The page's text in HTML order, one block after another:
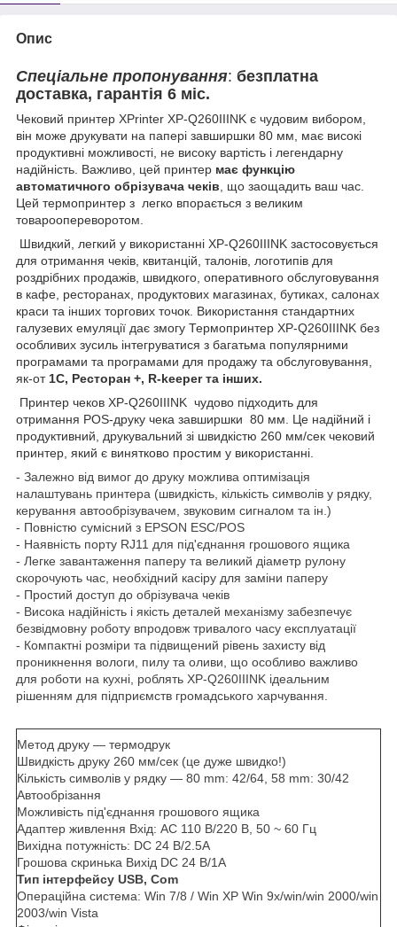
Опис
Спеціальне пропонування: безплатна
доставка, гарантія 6 міс.
Чековий принтер XPrinter XP-Q260IIINK є чудовим вибором,
він може друкувати на папері завширшки 80 мм, має високі
продуктивні можливості, не високу вартість і легендарну
надійність. Важливо, цей принтер має функцію
автоматичного обрізувача чеків , що заощадить ваш час.
Цей термопринтер з легко впорається з великим
товароопереворотом.
Швидкий, легкий у використанні XP-Q260IIINK застосовується
для отримання чеків, квитанцій, талонів, логотипів для
роздрібних продажів, швидкого, оперативного обслуговування
в кафе, ресторанах, продуктових магазинах, бутиках, салонах
краси та інших торгових точок. Використання стандартних
галузевих емуляції дає змогу Термопринтер XP-Q260IIINK без
особливих зусиль інтегруватися з багатьма популярними
програмами та програмами для продажу та обслуговування,
як-от 1C, Ресторан +, R-keeper та інших.
Принтер чеков XP-Q260IIINK чудово підходить для
отримання POS-друку чека завширшки 80 мм. Це надійний і
продуктивний, друкувальний зі швидкістю 260 мм/сек чековий
принтер, який є винятково простим у використанні.
- Залежно від вимог до друку можлива оптимізація
налаштувань принтера (швидкість, кількість символів у рядку,
керування автообрізувачем, звуковим сигналом та ін.)
- Повністю сумісний з EPSON ESC/POS
- Наявність порту RJ11 для під'єднання грошового ящика
- Легке завантаження паперу та великий діаметр рулону
скорочують час, необхідний касіру для заміни паперу
- Простий доступ до обрізувача чеків
- Висока надійність і якість деталей механізму забезпечує
безвідмовну роботу впродовж тривалого часу експлуатації
- Компактні розміри та підвищений рівень захисту від
проникнення вологи, пилу та оливи, що особливо важливо
для роботи на кухні, роблять XP-Q260IIINK ідеальним
рішенням для підприємств громадського харчування.
Метод друку — термодрук
Швидкість друку 260 мм/сек (це дуже швидко!)
Кількість символів у рядку — 80 mm: 42/64, 58 mm: 30/42
Автообрізання
Можливість під'єднання грошового ящика
Адаптер живлення Вхід: AC 110 В/220 В, 50 ~ 60 Гц
Вихідна потужність: DC 24 В/2.5A
Грошова скринька Вихід DC 24 В/1A
Тип інтерфейсу USB, Com
Операційна система: Win 7/8 / Win XP Win 9x/win/win 2000/win
2003/win Vista